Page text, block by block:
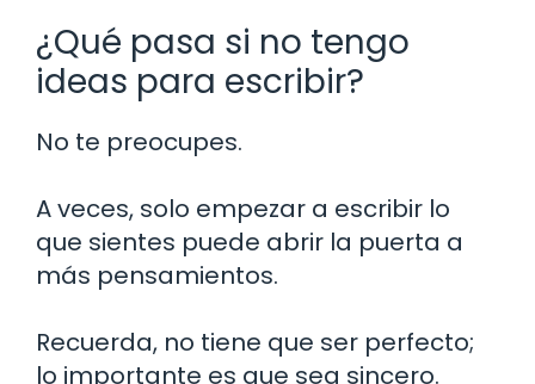
¿Qué pasa si no tengo
ideas para escribir?
No te preocupes.
A veces, solo empezar a escribir lo
que sientes puede abrir la puerta a
más pensamientos.
Recuerda, no tiene que ser perfecto;
lo importante es que sea sincero.